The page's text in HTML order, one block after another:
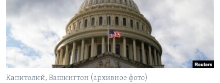
Learning English
СОЦИАЛЬНЫЕ СЕТИ
Капитолий, Вашингтон (архивное фото)